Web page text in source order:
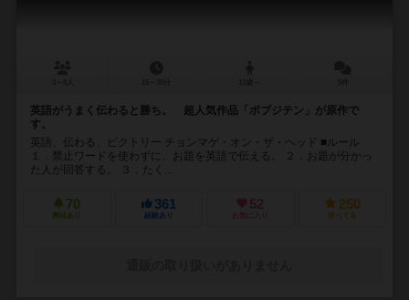
英語がうまく伝わると勝ち。 超人気作品「ボブジテン」が原作で
す。
英語、伝わる、ビクトリー チョンマゲ・オン・ザ・ヘッド ■ルール
１．禁止ワードを使わずに、お題を英語で伝える。 ２．お題が分かっ
た人が回答する。 ３．たく...
70
興味あり
361
経験あり
52
お気に入り
250
持ってる